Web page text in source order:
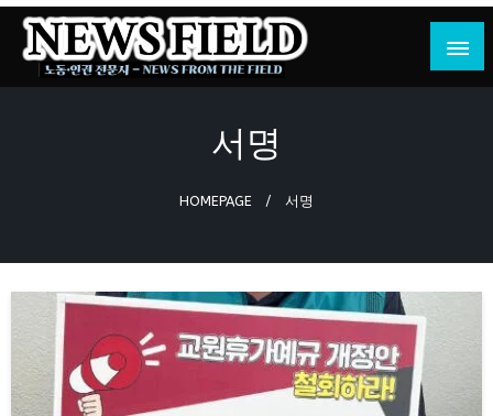
Skip
content
뉴스필드
노동·인권 전문지
서명
HOMEPAGE 서명